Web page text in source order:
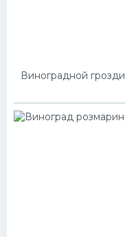
Виноградной грозди